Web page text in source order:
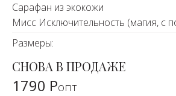
Сарафан из экокожи
Мисс Исключительность (магия, с
Размеры:
СНОВА В ПРОДАЖЕ
1790 Ропт